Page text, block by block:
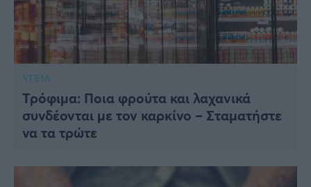
ΥΓΕΙΑ
Τρόφιμα: Ποια φρούτα και λαχανικά
συνδέονται με τον καρκίνο – Σταματήστε
να τα τρώτε